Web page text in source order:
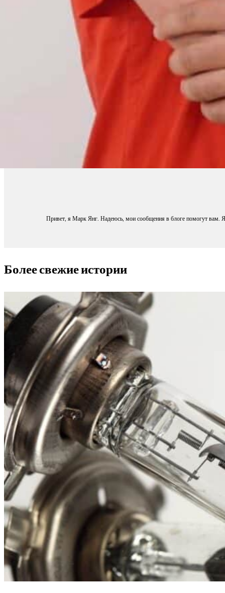
Привет, я Марк Янг. Надеюсь, мои сообщения в блоге помогут вам. Я
Более свежие истории